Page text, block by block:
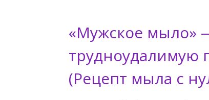
«Мужское мыло»
трудноудалимую
(Рецепт мыла с